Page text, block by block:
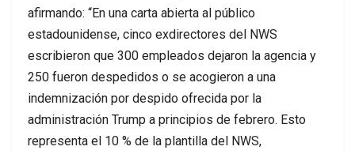
afirmando: “En una carta abierta al público
estadounidense, cinco exdirectores del NWS
escribieron que 300 empleados dejaron la agencia y
250 fueron despedidos o se acogieron a una
indemnización por despido ofrecida por la
administración Trump a principios de febrero. Esto
representa el 10 % de la plantilla del NWS,